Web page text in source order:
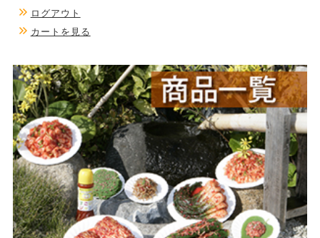
ログアウト
カートを見る